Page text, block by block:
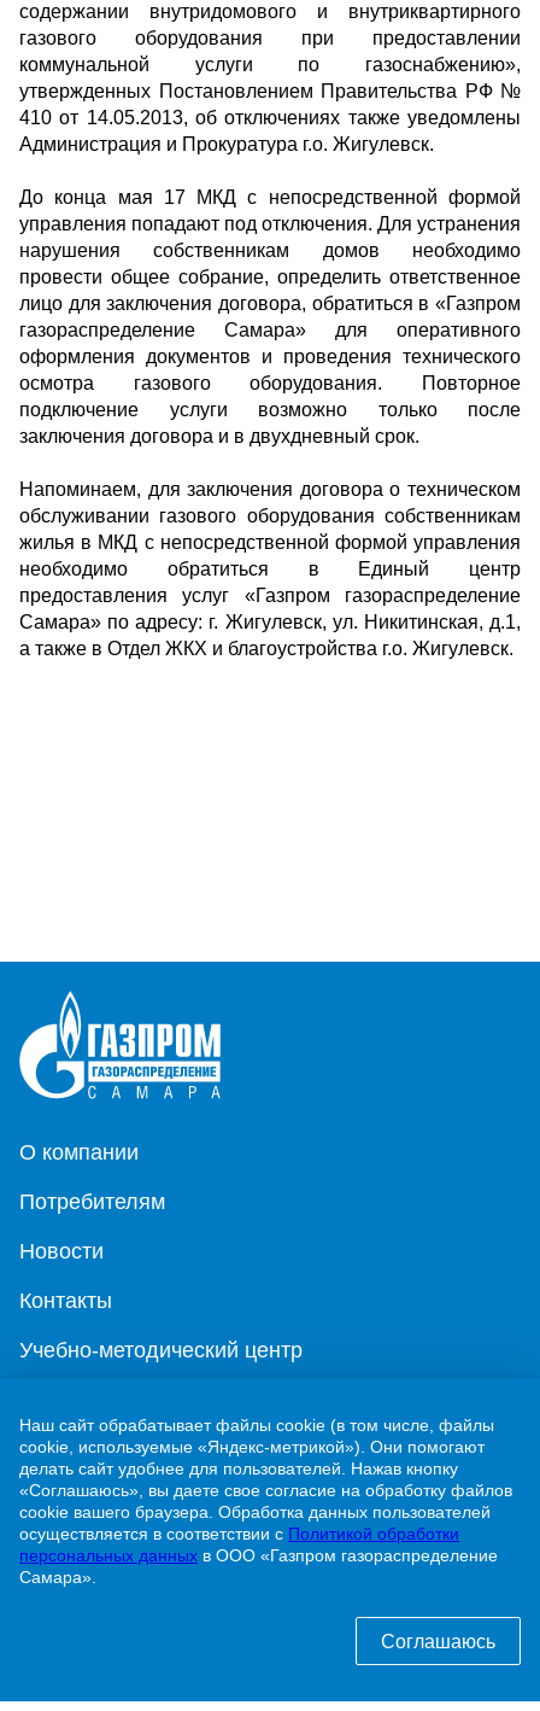
содержании внутридомового и внутриквартирного
газового оборудования при предоставлении
коммунальной услуги по газоснабжению»,
утвержденных Постановлением Правительства РФ №
410 от 14.05.2013, об отключениях также уведомлены
Администрация и Прокуратура г.о. Жигулевск.
До конца мая 17 МКД с непосредственной формой
управления попадают под отключения. Для устранения
нарушения собственникам домов необходимо
провести общее собрание, определить ответственное
лицо для заключения договора, обратиться в «Газпром
газораспределение Самара» для оперативного
оформления документов и проведения технического
осмотра газового оборудования. Повторное
подключение услуги возможно только после
заключения договора и в двухдневный срок.
Напоминаем, для заключения договора о техническом
обслуживании газового оборудования собственникам
жилья в МКД с непосредственной формой управления
необходимо обратиться в Единый центр
предоставления услуг «Газпром газораспределение
Самара» по адресу: г. Жигулевск, ул. Никитинская, д.1,
а также в Отдел ЖКХ и благоустройства г.о. Жигулевск.
О компании
Потребителям
Новости
Контакты
Учебно-методический центр
г. Жигулевск, ул. Никитинская, 1
8 (84862) 2-00-40
info@63gaz.ru
Узнать статус договора о догазификации можно
по телефону:
Наш сайт обрабатывает файлы cookie (в том числе, файлы
cookie, используемые «Яндекс-метрикой»). Они помогают
делать сайт удобнее для пользователей. Нажав кнопку
«Соглашаюсь», вы даете свое согласие на обработку файлов
cookie вашего браузера. Обработка данных пользователей
осуществляется в соответствии с Политикой обработки
персональных данных в ООО «Газпром газораспределение
Самара».
Соглашаюсь